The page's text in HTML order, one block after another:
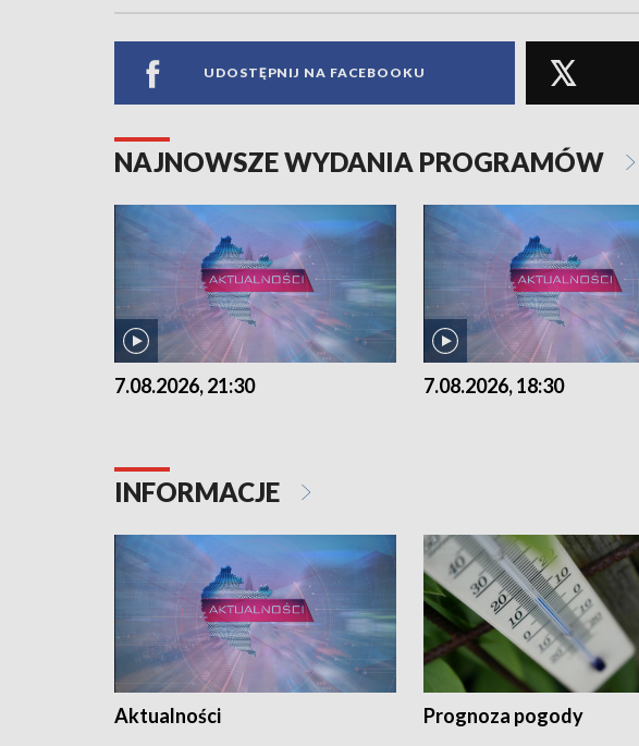
UDOSTĘPNIJ NA FACEBOOKU
NAJNOWSZE WYDANIA PROGRAMÓW
7.08.2026, 21:30 7.08.2026, 18:30
INFORMACJE
Aktualności Prognoza pogody